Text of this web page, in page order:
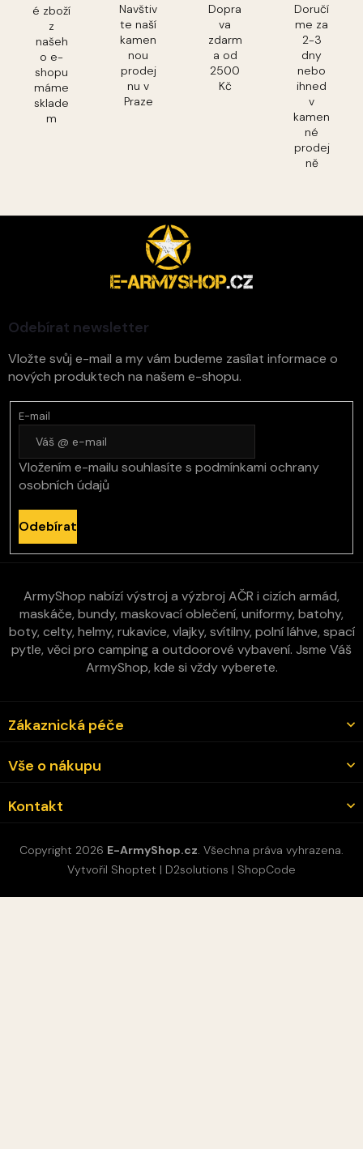
é zboží
z
našeh
o e-
shopu
máme
sklade
m
Navštiv
te naší
kamen
nou
prodej
nu v
Praze
Dopra
va
zdarm
a od
2500
Kč
Doručí
me za
2-3
dny
nebo
ihned
v
kamen
né
prodej
ně
Odebírat newsletter
Vložte svůj e-mail a my vám budeme zasílat informace o
nových produktech na našem e-shopu.
E-mail
Vložením e-mailu souhlasíte s podmínkami ochrany
osobních údajů
Odebírat
ArmyShop nabízí výstroj a výzbroj AČR i cizích armád,
maskáče, bundy, maskovací oblečení, uniformy, batohy,
boty, celty, helmy, rukavice, vlajky, svítilny, polní láhve, spací
pytle, věci pro camping a outdoorové vybavení. Jsme Váš
ArmyShop, kde si vždy vyberete.
Zákaznická péče
Vše o nákupu
Kontakt
Vytvořil Shoptet | D2solutions | ShopCode
Copyright 2026 E-ArmyShop.cz. Všechna práva vyhrazena.